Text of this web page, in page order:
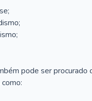
pode ser procurado